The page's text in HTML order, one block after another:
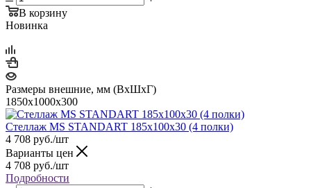
В корзину
Новинка
Размеры внешние, мм (ВхШхГ)
1850x1000x300
Стеллаж MS STANDART 185х100х30 (4 полки)
4 708 руб./шт
Варианты цен
4 708 руб./шт
Подробности